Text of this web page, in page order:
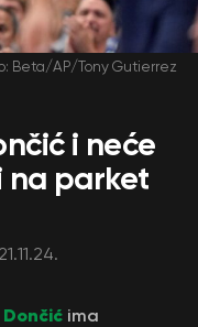
Beta/AP/Tony Gutierrez
i neće
na parket
21.11.24.
Dončić ima